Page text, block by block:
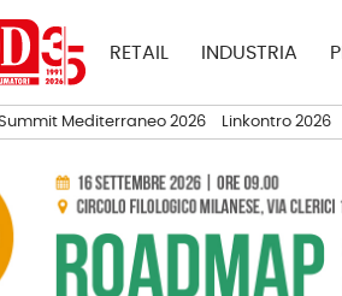
RETAIL INDUSTRIA
Mediterraneo 2026 Linkontro 2026